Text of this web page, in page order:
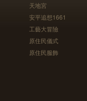
天地宮
安平追想1661
工藝大冒險
原住民儀式
原住民服飾